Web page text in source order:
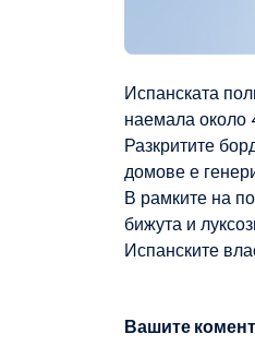
Испанската
наемала около
Разкритите
домове е
В рамките на
бижута и
Испанските
Вашите